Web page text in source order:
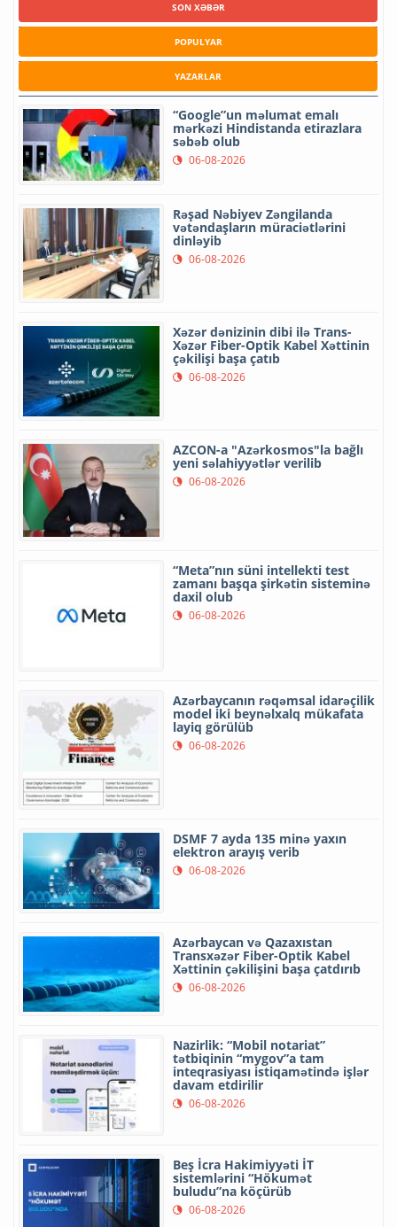
SON XƏBƏR
POPULYAR
YAZARLAR
“Google”un məlumat emalı
mərkəzi Hindistanda etirazlara
səbəb olub
06-08-2026
Rəşad Nəbiyev Zəngilanda
vətəndaşların müraciətlərini
dinləyib
06-08-2026
Xəzər dənizinin dibi ilə Trans-
Xəzər Fiber-Optik Kabel Xəttinin
çəkilişi başa çatıb
06-08-2026
AZCON-a "Azərkosmos"la bağlı
yeni səlahiyyətlər verilib
06-08-2026
“Meta”nın süni intellekti test
zamanı başqa şirkətin sisteminə
daxil olub
06-08-2026
Azərbaycanın rəqəmsal idarəçilik
model iki beynəlxalq mükafata
layiq görülüb
06-08-2026
DSMF 7 ayda 135 minə yaxın
elektron arayış verib
06-08-2026
Azərbaycan və Qazaxıstan
Transxəzər Fiber-Optik Kabel
Xəttinin çəkilişini başa çatdırıb
06-08-2026
Nazirlik: “Mobil notariat”
tətbiqinin “mygov”a tam
inteqrasiyası istiqamətində işlər
davam etdirilir
06-08-2026
Beş İcra Hakimiyyəti İT
sistemlərini “Hökumət
buludu”na köçürüb
06-08-2026